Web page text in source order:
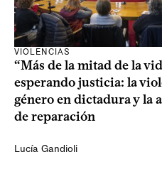
VIOLENCIAS
“Más de la mitad de la
esperando justicia: la
género en dictadura y la
de reparación
Lucía Gandioli